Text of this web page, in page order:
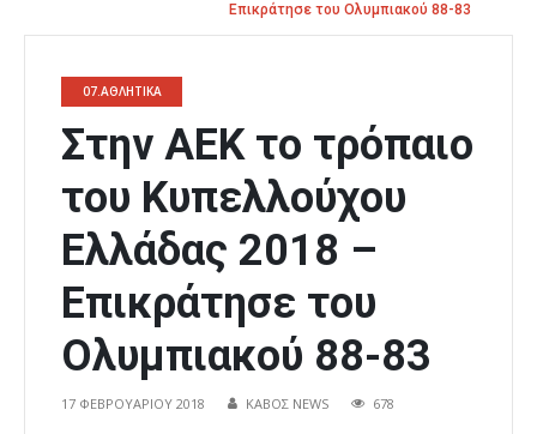
Επικράτησε του Ολυμπιακού 88-83
07.ΑΘΛΗΤΙΚΑ
Στην ΑΕΚ το τρόπαιο
του Κυπελλούχου
Ελλάδας 2018 –
Επικράτησε του
Ολυμπιακού 88-83
17 ΦΕΒΡΟΥΑΡΊΟΥ 2018 ΚΑΒΟΣ NEWS 678